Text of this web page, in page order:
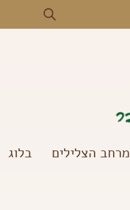
מרחב הצלילים בלוג